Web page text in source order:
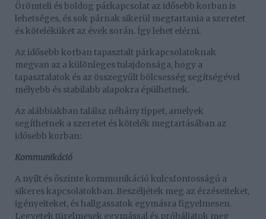
Örömteli és boldog párkapcsolat az idősebb korban is
lehetséges, és sok párnak sikerül megtartania a szeretet
és köteléküket az évek során. Így lehet elérni.
Az idősebb korban tapasztalt párkapcsolatoknak
megvan az a különleges tulajdonsága, hogy a
tapasztalatok és az összegyűlt bölcsesség segítségével
mélyebb és stabilabb alapokra épülhetnek.
Az alábbiakban találsz néhány tippet, amelyek
segíthetnek a szeretet és kötelék megtartásában az
idősebb korban:
Kommunikáció
A nyílt és őszinte kommunikáció kulcsfontosságú a
sikeres kapcsolatokban. Beszéljétek meg az érzéseiteket,
igényeiteket, és hallgassatok egymásra figyelmesen.
Legyetek türelmesek egymással és próbáljatok meg